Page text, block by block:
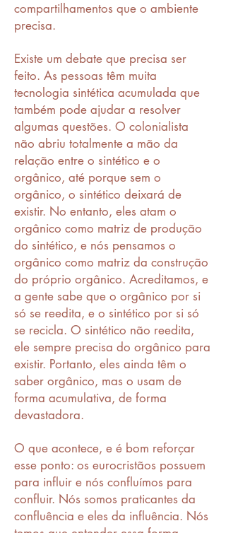
compartilhamentos que o ambiente
precisa.
Existe um debate que precisa ser
feito. As pessoas têm muita
tecnologia sintética acumulada que
também pode ajudar a resolver
algumas questões. O colonialista
não abriu totalmente a mão da
relação entre o sintético e o
orgânico, até porque sem o
orgânico, o sintético deixará de
existir. No entanto, eles atam o
orgânico como matriz de produção
do sintético, e nós pensamos o
orgânico como matriz da construção
do próprio orgânico. Acreditamos, e
a gente sabe que o orgânico por si
só se reedita, e o sintético por si só
se recicla. O sintético não reedita,
ele sempre precisa do orgânico para
existir. Portanto, eles ainda têm o
saber orgânico, mas o usam de
forma acumulativa, de forma
devastadora.
O que acontece, e é bom reforçar
esse ponto: os eurocristãos possuem
para influir e nós confluímos para
confluir. Nós somos praticantes da
confluência e eles da influência. Nós